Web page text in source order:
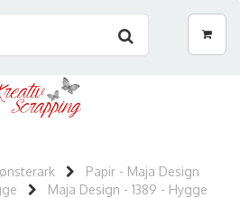
Papir - Maja Design
Maja Design - 1389 - Hygge